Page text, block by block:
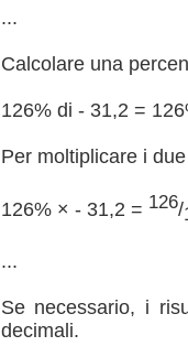
...
Calcolare una
126% di - 31,2 =
Per moltiplicare i
126% × - 31,2 = 126/
...
Se necessario, i
decimali.